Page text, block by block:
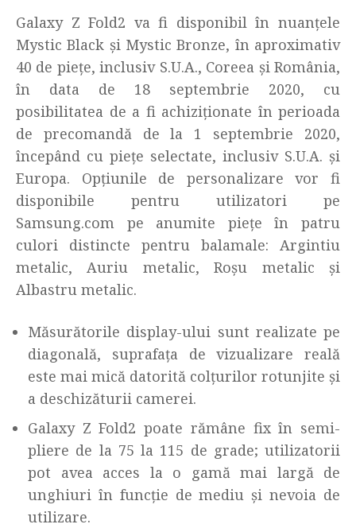
Galaxy Z Fold2 va fi disponibil în nuanțele
Mystic Black și Mystic Bronze, în aproximativ
40 de piețe, inclusiv S.U.A., Coreea și România,
în data de 18 septembrie 2020, cu
posibilitatea de a fi achiziționate în perioada
de precomandă de la 1 septembrie 2020,
începând cu piețe selectate, inclusiv S.U.A. și
Europa. Opțiunile de personalizare vor fi
disponibile pentru utilizatori pe
Samsung.com pe anumite piețe în patru
culori distincte pentru balamale: Argintiu
metalic, Auriu metalic, Roșu metalic și
Albastru metalic.
Măsurătorile display-ului sunt realizate pe
diagonală, suprafața de vizualizare reală
este mai mică datorită colțurilor rotunjite și
a deschizăturii camerei.
Galaxy Z Fold2 poate rămâne fix în semi-
pliere de la 75 la 115 de grade; utilizatorii
pot avea acces la o gamă mai largă de
unghiuri în funcție de mediu și nevoia de
utilizare.